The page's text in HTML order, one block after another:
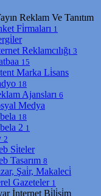
Reklam Ve Tanıtım
Fi̇rmaları 1
Reklamcılığı 3
15
Marka Li̇sans
18
Ajansları 6
Medya
18
2 1
2
Si̇teler
Tasarım 8
Şai̇r, Makaleci̇
Gazeteler 1
İnternet Bi̇li̇şi̇m